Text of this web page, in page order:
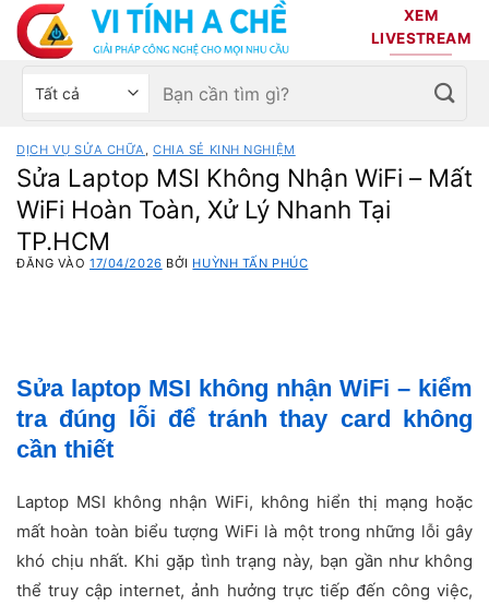
Bỏ
qua
nội
dung
XEM
LIVESTREAM
Chọn
sản
phẩm
Tìm
kiếm:
DỊCH VỤ SỬA CHỮA ,CHIA SẺ KINH NGHIỆM
Sửa Laptop MSI Không Nhận WiFi – Mất
WiFi Hoàn Toàn, Xử Lý Nhanh Tại
TP.HCM
ĐĂNG VÀO17/04/2026 BỞI HUỲNH TẤN PHÚC
Sửa laptop MSI không nhận WiFi – kiểm
tra đúng lỗi để tránh thay card không
cần thiết
Laptop MSI không nhận WiFi, không hiển thị mạng hoặc
mất hoàn toàn biểu tượng WiFi là một trong những lỗi gây
khó chịu nhất. Khi gặp tình trạng này, bạn gần như không
thể truy cập internet, ảnh hưởng trực tiếp đến công việc,